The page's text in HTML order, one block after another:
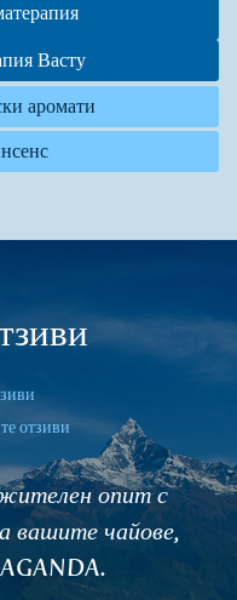
Васту
аромати
отзиви
опит с
чайове,